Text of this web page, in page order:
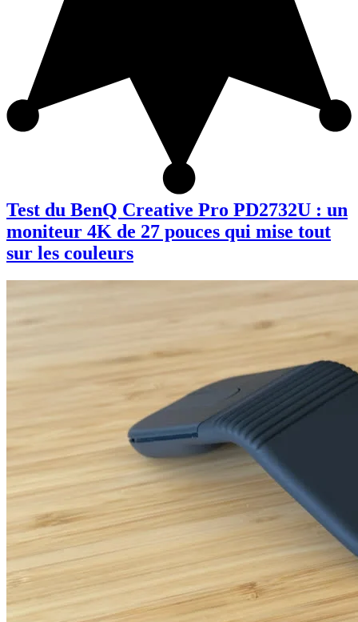
Test du BenQ Creative Pro PD2732U : un
moniteur 4K de 27 pouces qui mise tout
sur les couleurs